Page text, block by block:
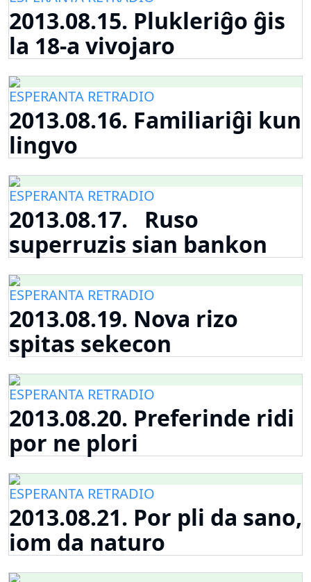
2013.08.15. Plukleriĝo ĝis
la 18-a vivojaro
ESPERANTA RETRADIO
2013.08.16. Familiariĝi kun
lingvo
ESPERANTA RETRADIO
2013.08.17. Ruso
superruzis sian bankon
ESPERANTA RETRADIO
2013.08.19. Nova rizo
spitas sekecon
ESPERANTA RETRADIO
2013.08.20. Preferinde ridi
por ne plori
ESPERANTA RETRADIO
2013.08.21. Por pli da sano,
iom da naturo